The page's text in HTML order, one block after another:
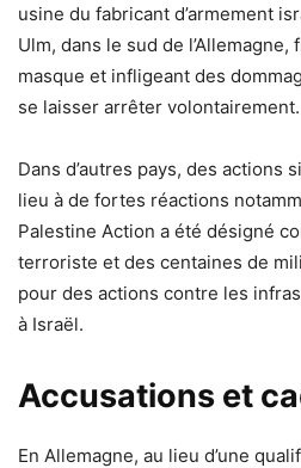
usine du fabricant d’armement
Ulm, dans le sud de
masque et infligeant des
se laisser arrêter volontairement.
Dans d’autres pays, des actions
lieu à de fortes réactions
Palestine Action a été désigné
terroriste et des centaines de
pour des actions contre les
à Israël.
Accusations et
En Allemagne, au lieu d’une